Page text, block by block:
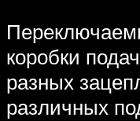
коробки
разных
различных